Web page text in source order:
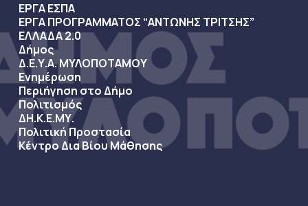
ΕΡΓΑ ΕΣΠΑ
ΕΡΓΑ ΠΡΟΓΡΑΜΜΑΤΟΣ “ΑΝΤΩΝΗΣ ΤΡΙΤΣΗΣ”
ΕΛΛΑΔΑ 2.0
Δήμος
Δ.Ε.Υ.Α. ΜΥΛΟΠΟΤΑΜΟΥ
Ενημέρωση
Περιήγηση στο Δήμο
Πολιτισμός
ΔΗ.Κ.Ε.ΜΥ.
Πολιτική Προστασία
Κέντρο Δια Βίου Μάθησης